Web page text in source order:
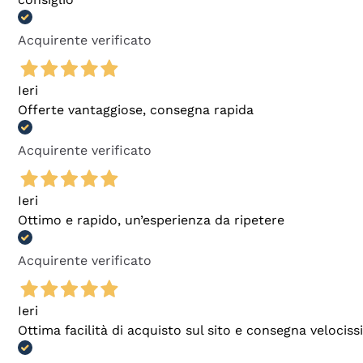
Acquirente verificato
Ieri
Offerte vantaggiose, consegna rapida
Acquirente verificato
Ieri
Ottimo e rapido, un’esperienza da ripetere
Acquirente verificato
Ieri
Ottima facilità di acquisto sul sito e consegna